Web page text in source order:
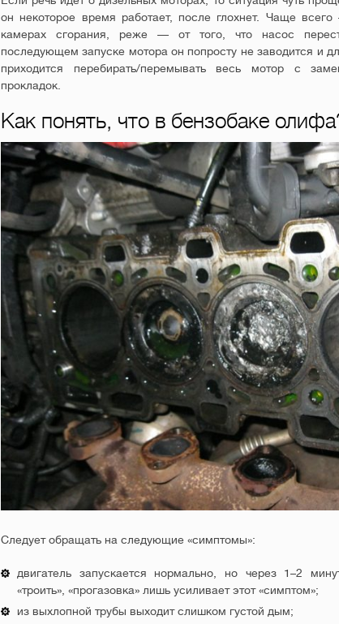
он некоторое время работает, после глохнет. Чаще
камерах сгорания, реже — от того, что насос
последующем запуске мотора он попросту не заводится и
приходится перебирать/перемывать весь мотор с
прокладок.
Как понять, что в бензобаке
Следует обращать на следующие «симптомы»:
двигатель запускается нормально, но через 1–2
«троить», «прогазовка» лишь усиливает этот «симптом»;
из выхлопной трубы выходит слишком густой дым;